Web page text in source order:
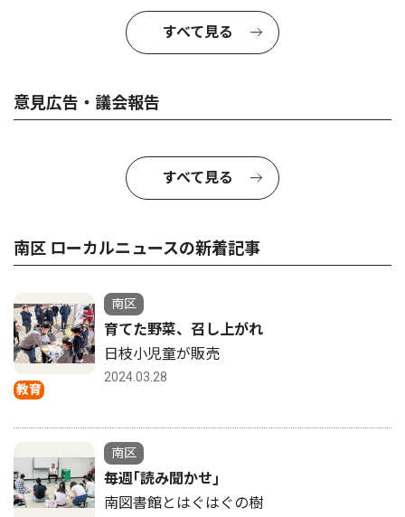
すべて見る
意見広告・議会報告
すべて見る
南区 ローカルニュースの新着記事
教育
南区
育てた野菜、召し上がれ
日枝小児童が販売
2024.03.28
南区
毎週｢読み聞かせ｣
南図書館とはぐはぐの樹